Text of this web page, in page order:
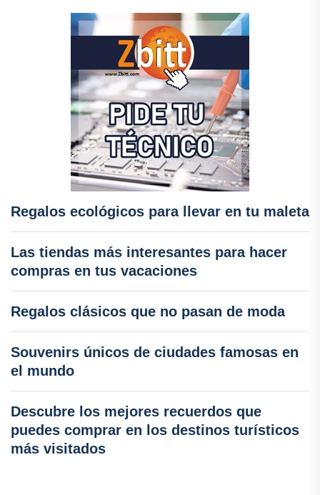
Regalos ecológicos para llevar en tu maleta
Las tiendas más interesantes para hacer
compras en tus vacaciones
Regalos clásicos que no pasan de moda
Souvenirs únicos de ciudades famosas en
el mundo
Descubre los mejores recuerdos que
puedes comprar en los destinos turísticos
más visitados